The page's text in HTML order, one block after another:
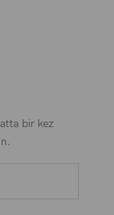
bir kez